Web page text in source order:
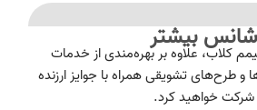
شانس بیشتر
کلاب، علاوه بر بهره‌مندی از خدمات
و طرح‌های تشویقی همراه با جوایز ارزنده
شرکت خواهید کرد.